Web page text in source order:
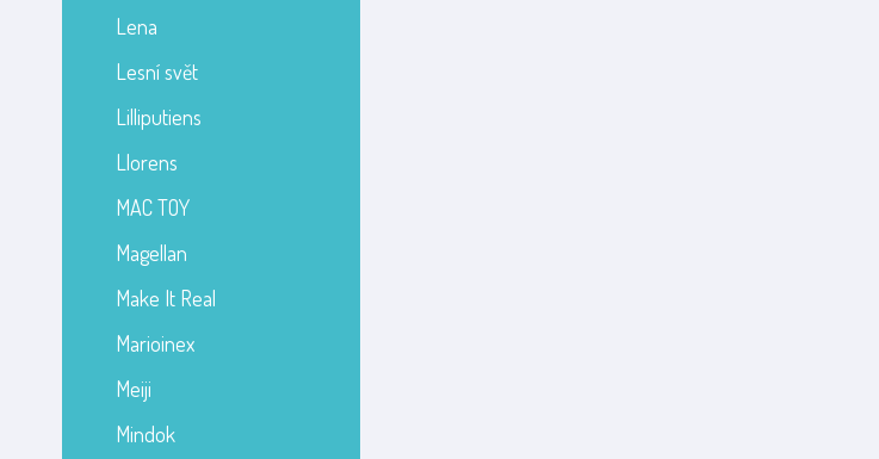
Lena
Lesní svět
Lilliputiens
Llorens
MAC TOY
Magellan
Make It Real
Marioinex
Meiji
Mindok